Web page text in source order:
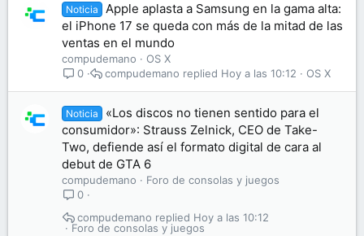
Noticia
Apple aplasta a Samsung en la gama alta:
el iPhone 17 se queda con más de la mitad de las
ventas en el mundo
compudemano
OS X
0
OS X
Hoy a las 10:12
compudemano
Noticia
«Los discos no tienen sentido para el
consumidor»: Strauss Zelnick, CEO de Take-
Two, defiende así el formato digital de cara al
debut de GTA 6
compudemano
Foro de consolas y juegos
0
Foro de consolas y juegos
Hoy a las 10:12
compudemano